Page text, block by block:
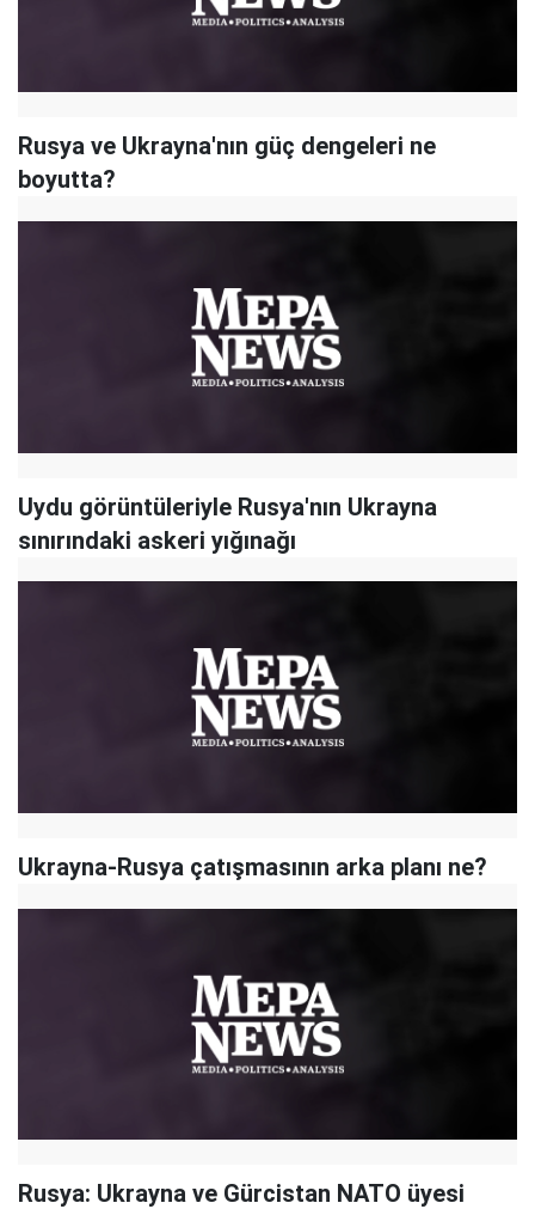
Rusya ve Ukrayna'nın güç dengeleri ne
boyutta?
Uydu görüntüleriyle Rusya'nın Ukrayna
sınırındaki askeri yığınağı
Ukrayna-Rusya çatışmasının arka planı ne?
Rusya: Ukrayna ve Gürcistan NATO üyesi